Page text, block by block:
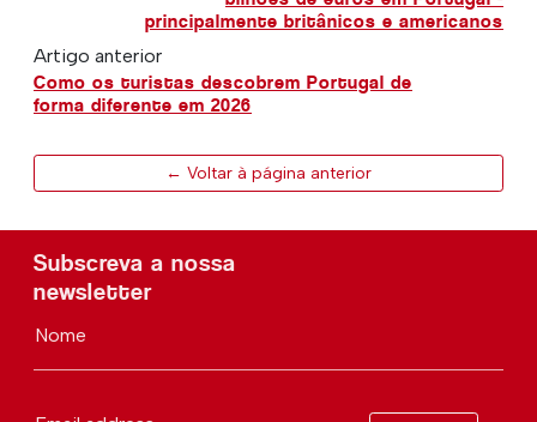
principalmente britânicos e americanos
Artigo anterior
Como os turistas descobrem Portugal de
forma diferente em 2026
← Voltar à página anterior
Subscreva a nossa
newsletter
Nome